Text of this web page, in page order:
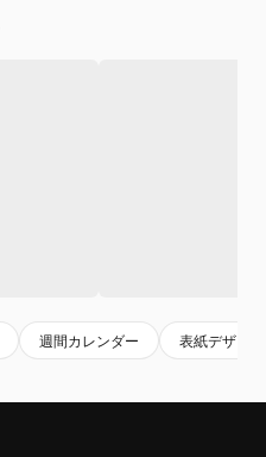
週間カレンダー 表紙デザイン